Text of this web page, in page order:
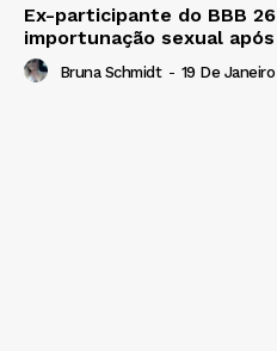
Ex-participante do BBB
importunação sexual
Bruna Schmidt - 19 De